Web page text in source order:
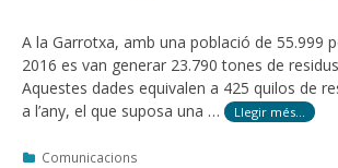
A la Garrotxa, amb una població de 55.999
2016 es van generar 23.790 tones de
Aquestes dades equivalen a 425 quilos de
a l’any, el que suposa una …
Llegir més…
Categories
Comunicacions